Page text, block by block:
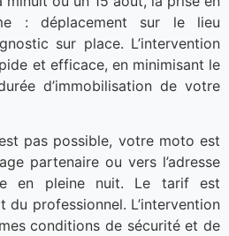
: déplacement sur le lieu
sur place. L’intervention
et efficace, en minimisant le
d’immobilisation de votre
pas possible, votre moto est
partenaire ou vers l’adresse
en pleine nuit. Le tarif est
du professionnel. L’intervention
conditions de sécurité et de